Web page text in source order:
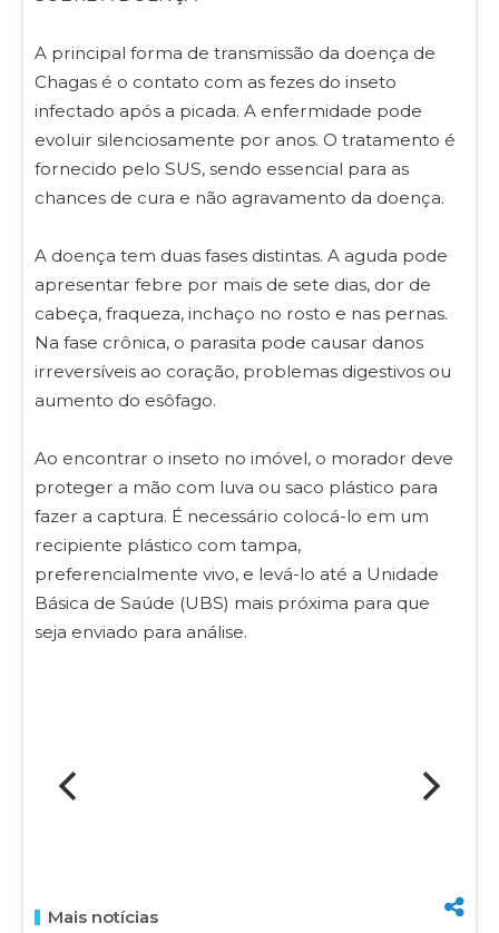
A principal forma de transmissão da doença de
Chagas é o contato com as fezes do inseto
infectado após a picada. A enfermidade pode
evoluir silenciosamente por anos. O tratamento é
fornecido pelo SUS, sendo essencial para as
chances de cura e não agravamento da doença.
A doença tem duas fases distintas. A aguda pode
apresentar febre por mais de sete dias, dor de
cabeça, fraqueza, inchaço no rosto e nas pernas.
Na fase crônica, o parasita pode causar danos
irreversíveis ao coração, problemas digestivos ou
aumento do esôfago.
Ao encontrar o inseto no imóvel, o morador deve
proteger a mão com luva ou saco plástico para
fazer a captura. É necessário colocá-lo em um
recipiente plástico com tampa,
preferencialmente vivo, e levá-lo até a Unidade
Básica de Saúde (UBS) mais próxima para que
seja enviado para análise.
Mais notícias